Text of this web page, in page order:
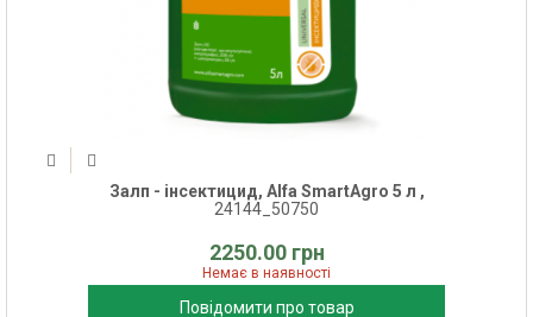
Залп - інсектицид, Alfa SmartAgro 5 л ,
24144_50750
2250.00 грн
Немає в наявності
Повідомити про товар